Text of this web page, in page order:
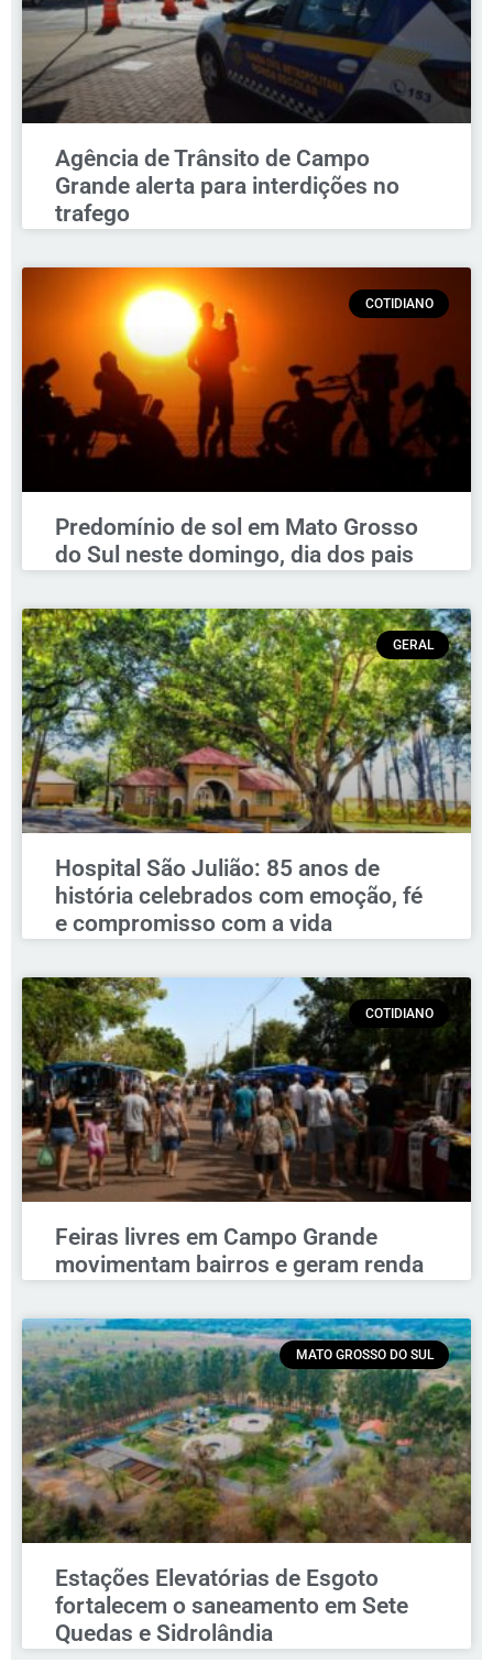
Agência de Trânsito de Campo
Grande alerta para interdições no
trafego
COTIDIANO
Predomínio de sol em Mato Grosso
do Sul neste domingo, dia dos pais
GERAL
Hospital São Julião: 85 anos de
história celebrados com emoção, fé
e compromisso com a vida
COTIDIANO
Feiras livres em Campo Grande
movimentam bairros e geram renda
MATO GROSSO DO SUL
Estações Elevatórias de Esgoto
fortalecem o saneamento em Sete
Quedas e Sidrolândia